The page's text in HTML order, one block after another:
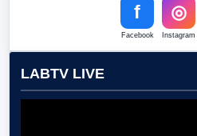
f
Facebook
◎
Instagram
LABTV LIVE